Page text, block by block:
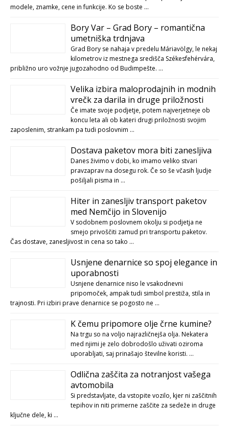
modele, znamke, cene in funkcije. Ko se boste …
Bory Var – Grad Bory – romantična
umetniška trdnjava
Grad Bory se nahaja v predelu Máriavölgy, le nekaj
kilometrov iz mestnega središča Székesfehérvára,
približno uro vožnje jugozahodno od Budimpešte. …
Velika izbira maloprodajnih in modnih
vrečk za darila in druge priložnosti
Če imate svoje podjetje, potem najverjetneje ob
koncu leta ali ob kateri drugi priložnosti svojim
zaposlenim, strankam pa tudi poslovnim …
Dostava paketov mora biti zanesljiva
Danes živimo v dobi, ko imamo veliko stvari
pravzaprav na dosegu rok. Če so še včasih ljudje
pošiljali pisma in …
Hiter in zanesljiv transport paketov
med Nemčijo in Slovenijo
V sodobnem poslovnem okolju si podjetja ne
smejo privoščiti zamud pri transportu paketov.
Čas dostave, zanesljivost in cena so tako …
Usnjene denarnice so spoj elegance in
uporabnosti
Usnjene denarnice niso le vsakodnevni
pripomoček, ampak tudi simbol prestiža, stila in
trajnosti. Pri izbiri prave denarnice se pogosto ne …
K čemu pripomore olje črne kumine?
Na trgu so na voljo najrazličnejša olja. Nekatera
med njimi je zelo dobrodošlo uživati oziroma
uporabljati, saj prinašajo številne koristi. …
Odlična zaščita za notranjost vašega
avtomobila
Si predstavljate, da vstopite vozilo, kjer ni zaščitnih
tepihov in niti primerne zaščite za sedeže in druge
ključne dele, ki …